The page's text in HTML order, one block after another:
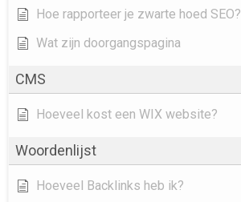
Hoe rapporteer je zwarte hoed SEO?
Wat zijn doorgangspagina
CMS
Hoeveel kost een WIX website?
Woordenlijst
Hoeveel Backlinks heb ik?